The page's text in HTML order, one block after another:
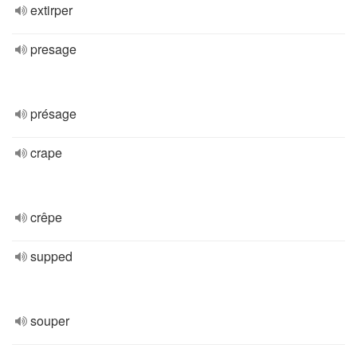
extirper
presage
présage
crape
crêpe
supped
souper